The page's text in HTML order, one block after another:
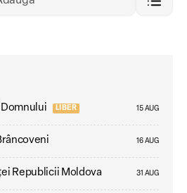
LIBER 15 AUG
16 AUG
Republicii Moldova 31 AUG